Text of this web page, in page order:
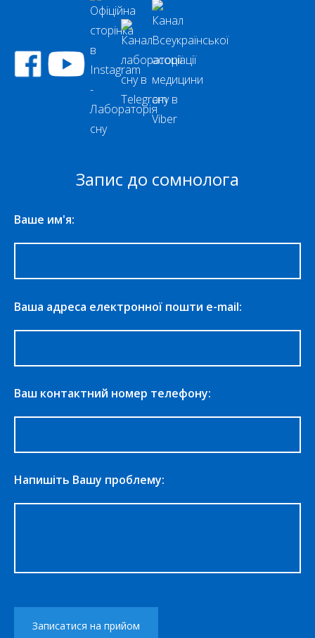
Запис до сомнолога
Ваше им'я:
Ваша адреса електронної пошти e-mail:
Ваш контактний номер телефону:
Напишіть Вашу проблему: